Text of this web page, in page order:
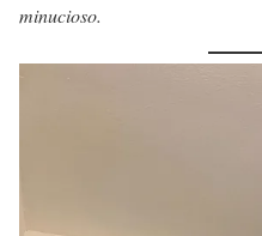
minucioso.